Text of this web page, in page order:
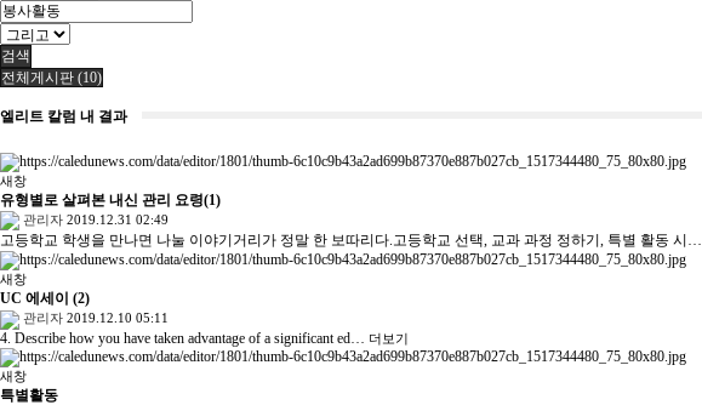
검색
전체게시판 (10)
엘리트 칼럼 내 결과
새창
유형별로 살펴본 내신 관리 요령(1)
관리자 2019.12.31 02:49
고등학교 학생을 만나면 나눌 이야기거리가 정말 한 보따리다.고등학교 선택, 교과 과정 정하기, 특별 활동 시…
새창
UC 에세이 (2)
관리자 2019.12.10 05:11
4. Describe how you have taken advantage of a significant ed… 더보기
새창
특별활동